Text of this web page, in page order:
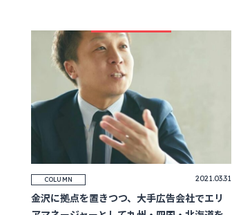
金沢に拠点を置きつつ、大手広告会社でエリ
COLUMN 2021.03.31